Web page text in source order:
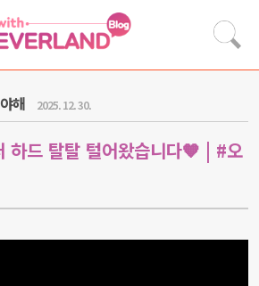
해 2025. 12. 30.
하드 탈탈 털어왔습니다🧡 | #오